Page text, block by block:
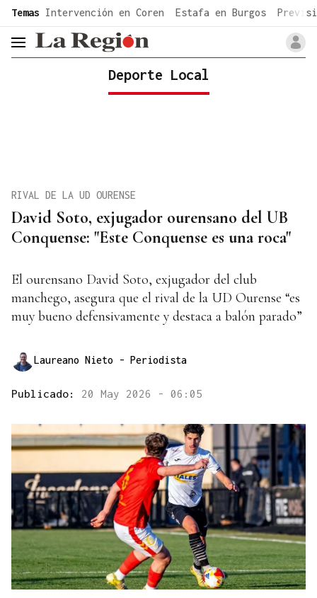
common.go-to-content
Temas Intervención en Coren Estafa en Burgos
header.menu.open
Deporte Local
David Soto, exjugador ourensano del UB
Conquense: "Este Conquense es una roca"
RIVAL DE LA UD OURENSE
El ourensano David Soto, exjugador del club
manchego, asegura que el rival de la UD Ourense “es
muy bueno defensivamente y destaca a balón parado”
Laureano Nieto - Periodista
Publicado: 20 May 2026 - 06:05